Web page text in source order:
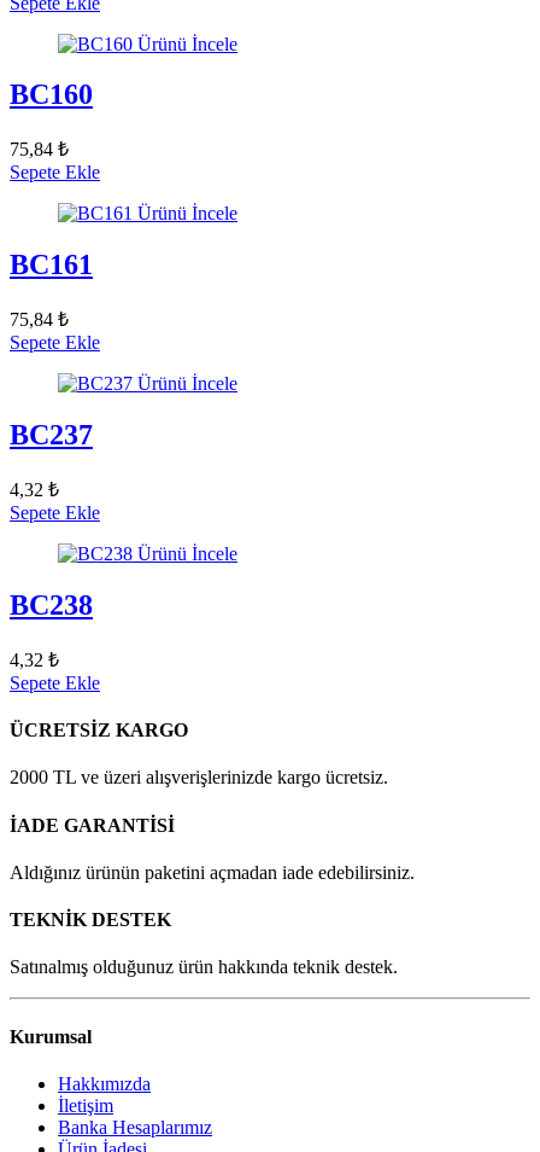
Ürünü İncele
BC160
75,84 ₺
Sepete Ekle
Ürünü İncele
BC161
75,84 ₺
Sepete Ekle
Ürünü İncele
BC237
4,32 ₺
Sepete Ekle
Ürünü İncele
BC238
4,32 ₺
Sepete Ekle
ÜCRETSİZ KARGO
2000 TL ve üzeri alışverişlerinizde kargo ücretsiz.
İADE GARANTİSİ
Aldığınız ürünün paketini açmadan iade edebilirsiniz.
TEKNİK DESTEK
Satınalmış olduğunuz ürün hakkında teknik destek.
Kurumsal
Hakkımızda
İletişim
Banka Hesaplarımız